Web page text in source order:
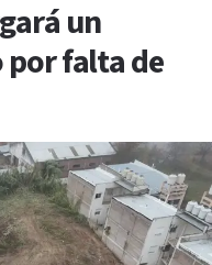
un
falta de